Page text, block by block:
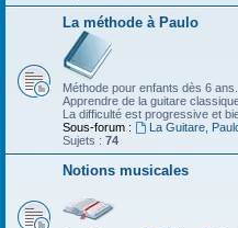
La méthode à Paulo
Méthode pour enfants dès 6 ans.
Apprendre de la guitare
La difficulté est progressive et
Sous-forum :
La Guitare,
Sujets : 74
Notions musicales